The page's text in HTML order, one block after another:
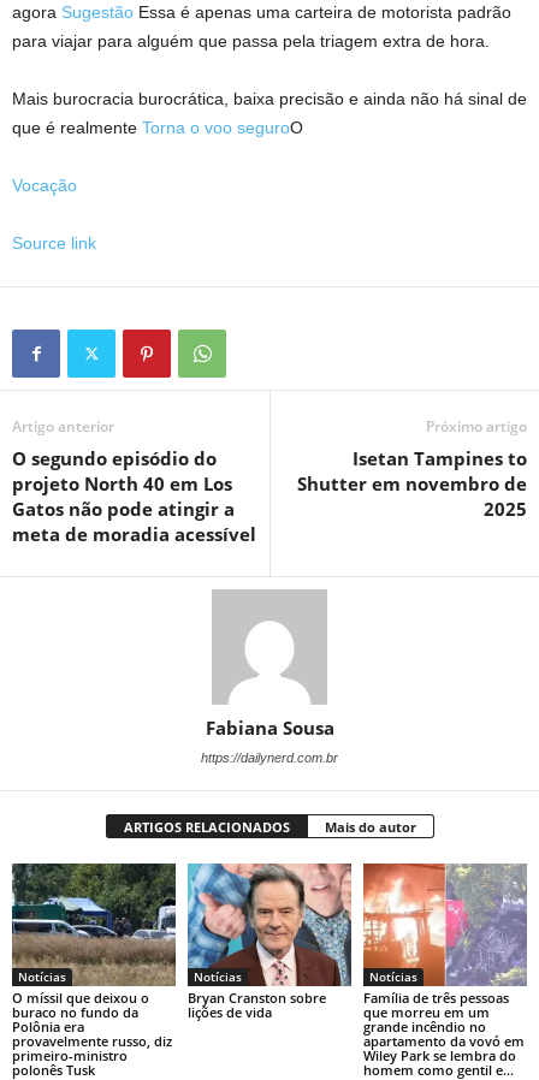
agora Sugestão Essa é apenas uma carteira de motorista padrão
para viajar para alguém que passa pela triagem extra de hora.
Mais burocracia burocrática, baixa precisão e ainda não há sinal de
que é realmente Torna o voo seguroO
Vocação
Source link
Artigo anterior
O segundo episódio do
projeto North 40 em Los
Gatos não pode atingir a
meta de moradia acessível
Próximo artigo
Isetan Tampines to
Shutter em novembro de
2025
Fabiana Sousa
https://dailynerd.com.br
ARTIGOS RELACIONADOS Mais do autor
Notícias
O míssil que deixou o
buraco no fundo da
Polônia era
provavelmente russo, diz
primeiro-ministro
polonês Tusk
Notícias
Bryan Cranston sobre
lições de vida
Notícias
Família de três pessoas
que morreu em um
grande incêndio no
apartamento da vovó em
Wiley Park se lembra do
homem como gentil e...